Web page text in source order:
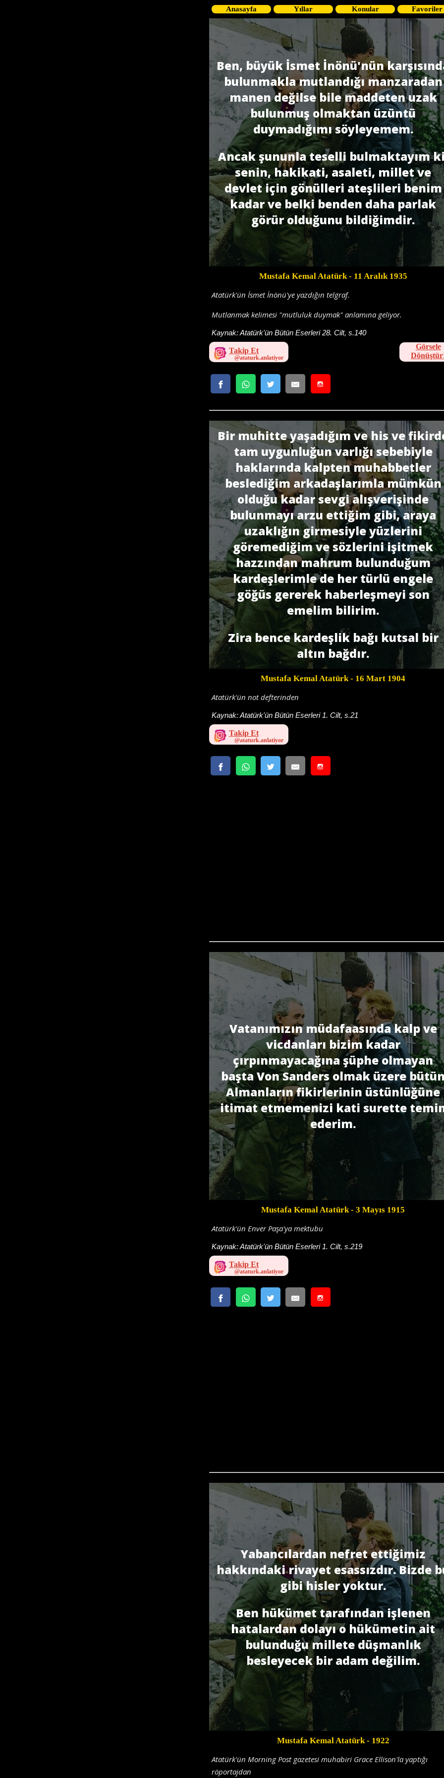
Anasayfa Yıllar Konular Favoriler
Ben, büyük İsmet İnönü'nün
bulunmakla mutlandığı manzaradan
manen değilse bile maddeten uzak
bulunmuş olmaktan üzüntü
duymadığımı söyleyemem.
Ancak şununla teselli bulmaktayım
senin, hakikati, asaleti, millet ve
devlet için gönülleri ateşlileri benim
kadar ve belki benden daha parlak
görür olduğunu bildiğimdir.
Mustafa Kemal Atatürk- 11 Aralık 1935
Atatürk'ün İsmet İnönü'ye yazdığın telgraf.
Mutlanmak kelimesi "mutluluk duymak" anlamına geliyor.
Kaynak:Atatürk'ün Bütün Eserleri 28. Cilt, s.140
Takip Et
Görsele
Bir muhitte yaşadığım ve his ve
tam uygunluğun varlığı sebebiyle
haklarında kalpten muhabbetler
beslediğim arkadaşlarımla mümkün
olduğu kadar sevgi alışverişinde
bulunmayı arzu ettiğim gibi, araya
uzaklığın girmesiyle yüzlerini
göremediğim ve sözlerini işitmek
hazzından mahrum bulunduğum
kardeşlerimle de her türlü engele
göğüs gererek haberleşmeyi son
emelim bilirim.
Zira bence kardeşlik bağı kutsal bir
altın bağdır.
Mustafa Kemal Atatürk- 16 Mart 1904
Atatürk'ün not defterinden
Kaynak:Atatürk'ün Bütün Eserleri 1. Cilt, s.21
Takip Et
Vatanımızın müdafaasında kalp ve
vicdanları bizim kadar
çırpınmayacağına şüphe olmayan
başta Von Sanders olmak üzere
Almanların fikirlerinin üstünlüğüne
itimat etmemenizi kati surette
ederim.
Mustafa Kemal Atatürk - 3 Mayıs 1915
Atatürk'ün Enver Paşa'ya mektubu
Kaynak:Atatürk'ün Bütün Eserleri 1. Cilt, s.219
Takip Et
Yabancılardan nefret ettiğimiz
hakkındaki rivayet esassızdır. Bizde
gibi hisler yoktur.
Ben hükümet tarafından işlenen
hatalardan dolayı o hükümetin ait
bulunduğu millete düşmanlık
besleyecek bir adam değilim.
Mustafa Kemal Atatürk- 1922
Atatürk'ün Morning Post gazetesi muhabiri Grace Ellison'la yaptığı
röportajdan